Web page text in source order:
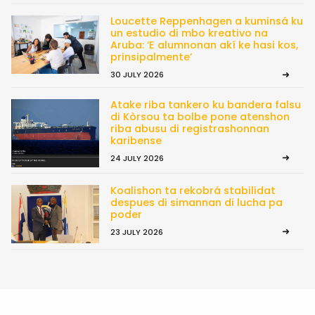
Loucette Reppenhagen a kuminsá ku
un estudio di mbo kreativo na
Aruba: ‘E alumnonan akí ke hasi kos,
prinsipalmente’
30 JULY 2026
Atake riba tankero ku bandera falsu
di Kòrsou ta bolbe pone atenshon
riba abusu di registrashonnan
karibense
24 JULY 2026
Koalishon ta rekobrá stabilidat
despues di simannan di lucha pa
poder
23 JULY 2026